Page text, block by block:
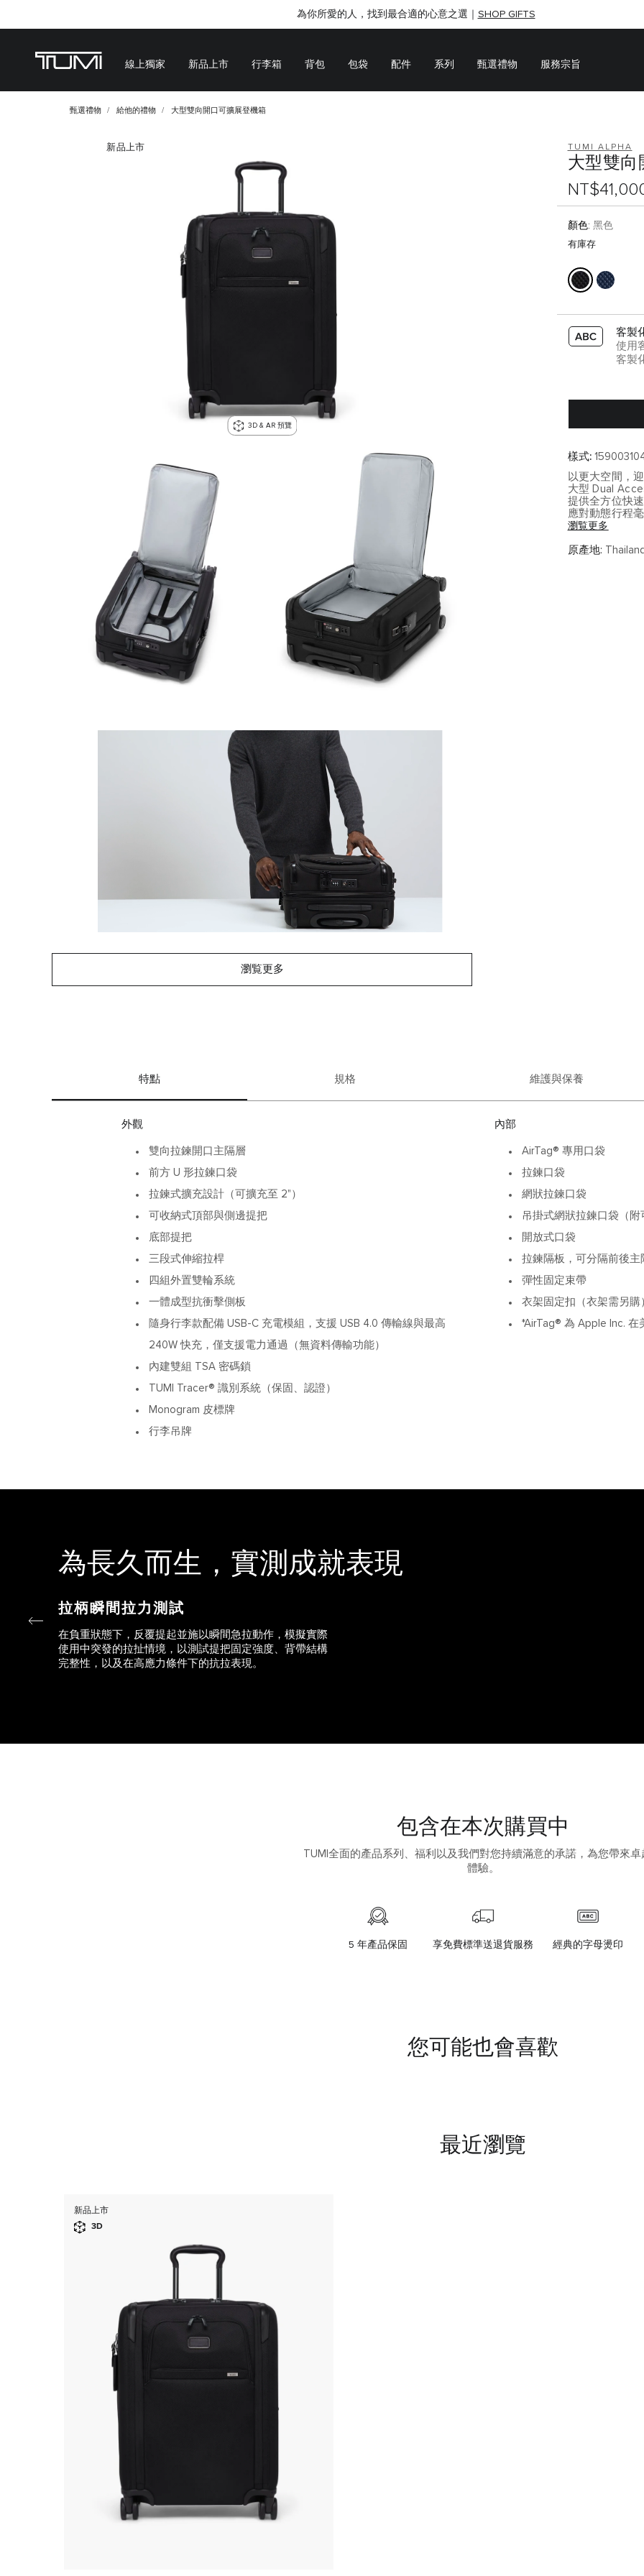
SHOP GIFTS
為你所愛的人，找到最合適的心意之選｜ SHOP GIFTS
線上獨家 新品上市 行李箱 背包 包袋 配件 系列 甄選禮物 服務宗旨
甄選禮物 給他的禮物 大型雙向開口可擴展登機箱
新品上市
3D & AR 預覽
瀏覧更多
TUMI ALPHA
大型雙向
顏色: 黑色
有庫存
客製
使用
客製
樣式:
以更大空間，
大型 Dual
提供全方位快
應對動態行程
兼具機能性與
瀏覧更多
原產地:
特點 規格 維護與保養
外觀
雙向拉鍊開口主隔層
前方 U 形拉鍊口袋
拉鍊式擴充設計（可擴充至 2"）
可收納式頂部與側邊提把
底部提把
三段式伸縮拉桿
四組外置雙輪系統
一體成型抗衝擊側板
隨身行李款配備 USB-C 充電模組，支援 USB 4.0 傳輸線與最高
240W 快充，僅支援電力通過（無資料傳輸功能）
內建雙組 TSA 密碼鎖
TUMI Tracer® 識別系統（保固、認證）
Monogram 皮標牌
行李吊牌
內部
AirTag® 專用口袋
拉鍊口袋
網狀拉鍊口袋
吊掛式網狀拉鍊口袋（
開放式口袋
拉鍊隔板，可分隔前後主
彈性固定束帶
衣架固定扣（衣架需另購
*AirTag® 為 Apple Inc.
為長久而生， 實測成就表現
拉柄瞬間拉力測試
在負重狀態下，反覆提起並施以瞬間急拉動作，模擬實際
使用中突發的拉扯情境，以測試提把固定強度、背帶結構
完整性，以及在高應力條件下的抗拉表現。
包含在本次購買中
TUMI全面的產品系列、福利以及我們對您持續滿意的承諾，為您帶來卓
體驗。
5 年產品保固 享免費標準送退貨服務 經典的字母燙印
您可能也會喜歡
最近瀏覽
新品上市
3D